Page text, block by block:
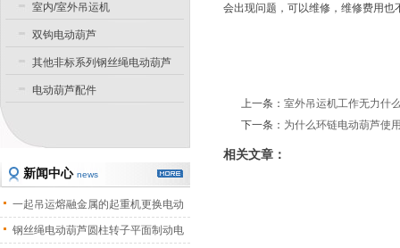
会出现问题，可以维修，维修费用也
上一条： 室外吊运机工作无力什
下一条： 为什么环链电动葫芦使
相关文章：
室内/室外吊运机
双钩电动葫芦
其他非标系列钢丝绳电动葫芦
电动葫芦配件
新闻中心 news
一起吊运熔融金属的起重机更换电动
葫 钢丝绳电动葫芦圆柱转子平面制动电